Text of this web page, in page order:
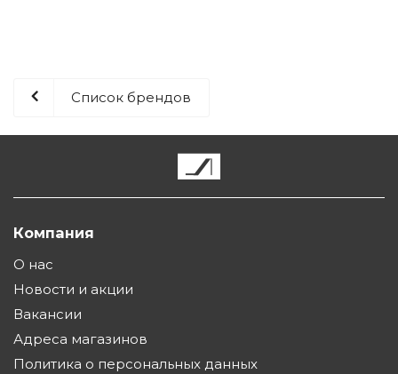
Список брендов
Компания
О нас
Новости и акции
Вакансии
Адреса магазинов
Политика о персональных данных